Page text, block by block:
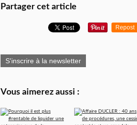
Partager cet article
Repost
S'inscrire à la newsletter
Vous aimerez aussi :